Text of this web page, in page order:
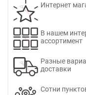
Интернет
В нашем
ассортимент
Разные
доставки
Сотни